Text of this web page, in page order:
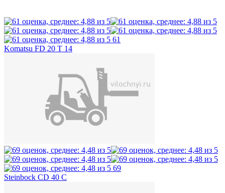
61
Komatsu FD 20 T 14
69
Steinbock CD 40 C